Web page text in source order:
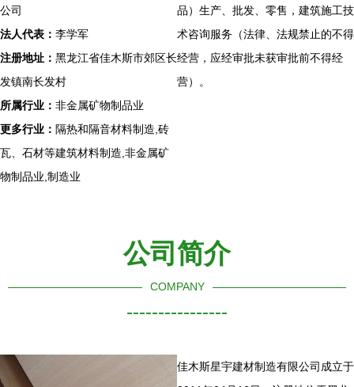
公司
法人代表： 李学军
注册地址： 黑龙江省佳木斯市郊区长
发镇南长发村
所属行业： 非金属矿物制品业
更多行业： 隔热和隔音材料制造,砖
瓦、石材等建筑材料制造,非金属矿
物制品业,制造业
品）生产、批发、零售，建筑施工技
术咨询服务（法律、法规禁止的不得
经营，应经审批未获审批前不得经
营）。
公司简介
COMPANY
----------------
佳木斯星宇建材制造有限公司成立于